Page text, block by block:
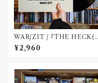
WAR​/​ZIT​ / 『​THE HECK(​1
2")​』
¥2,960